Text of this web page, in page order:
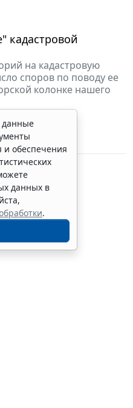
кадастровой
на кадастровую
споров по поводу ее
колонке нашего
к. ю. н.
и обеспечения
данных в
.